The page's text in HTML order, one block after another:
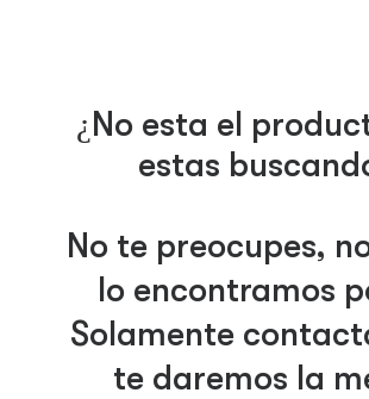
¿No esta el
estas
No te preocupes,
lo encontramos
Solamente
te daremos la